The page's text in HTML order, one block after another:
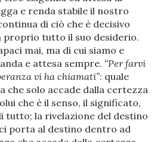
e renda stabile il nostro
di ciò che è decisivo
proprio tutto il suo desiderio.
mai, ma di cui siamo e
e attesa sempre. “Per farvi
vi ha chiamati”: quale
che solo accade dalla certezza
che è il senso, il significato,
tutto; la rivelazione del destino
porta al destino dentro ad